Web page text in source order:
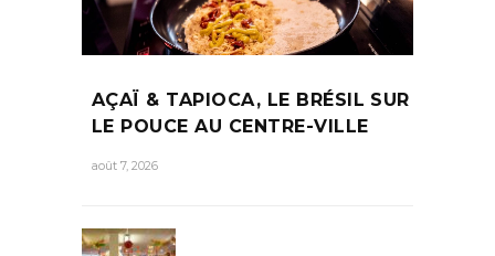
AÇAÏ & TAPIOCA, LE BRÉSIL SUR
LE POUCE AU CENTRE-VILLE
août 7, 2026